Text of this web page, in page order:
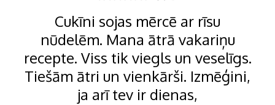
Cukīni sojas mērcē ar rīsu
nūdelēm. Mana ātrā vakariņu
recepte. Viss tik viegls un veselīgs.
Tiešām ātri un vienkārši. Izmēģini,
ja arī tev ir dienas,